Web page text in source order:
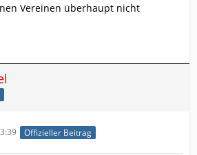
Vereinen überhaupt nicht
Offizieller Beitrag